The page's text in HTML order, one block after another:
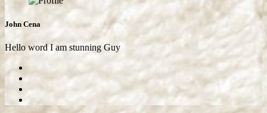
John Cena
Hello word I am stunning Guy